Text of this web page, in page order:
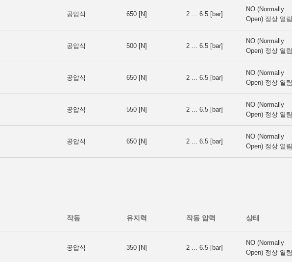
공압식 650 [N] 2 ... 6.5 [bar]
NO (Normally
Open) 정상 열림
공압식 500 [N] 2 ... 6.5 [bar]
NO (Normally
Open) 정상 열림
공압식 650 [N] 2 ... 6.5 [bar]
NO (Normally
Open) 정상 열림
공압식 550 [N] 2 ... 6.5 [bar]
NO (Normally
Open) 정상 열림
공압식 650 [N] 2 ... 6.5 [bar]
NO (Normally
Open) 정상 열림
작동 유지력 작동 압력 상태
공압식 350 [N] 2 ... 6.5 [bar]
NO (Normally
Open) 정상 열림